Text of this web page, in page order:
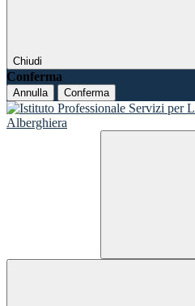
Chiudi
Conferma
Annulla Conferma